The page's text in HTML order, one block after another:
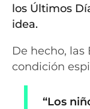
los Últimos
idea.
De hecho, las
condición
“Los